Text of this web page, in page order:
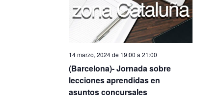
(Barcelona)- Jornada sobre
lecciones aprendidas en
asuntos concursales
14 marzo, 2024 de 19:00 a21:00